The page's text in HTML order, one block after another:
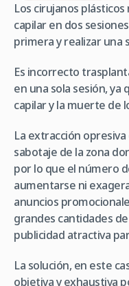
Los cirujanos
capilar en dos
primera y realizar una
Es incorrecto
en una sola sesión, ya
capilar y la muerte de
La extracción
sabotaje de la zona
por lo que el número
aumentarse ni
anuncios
grandes cantidades
publicidad atractiva
La solución, en este
objetiva y exhaustiva